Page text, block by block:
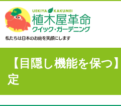
【目隠し機能を保つ
定